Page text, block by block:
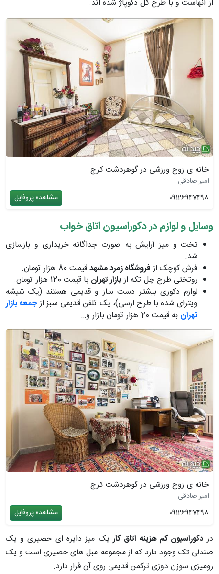
از آنهاست و با طرح گل دکوپاژ شده اند.
خانه ی زوج ورزشی در گوهردشت کرج
امیر صادقی
09126947498
مشاهده پروفایل
وسایل و لوازم در دکوراسیون اتاق خواب
تخت و میز آرایش به صورت جداگانه خریداری و بازسازی
شد.
فرش کوچک ازفروشگاه زمرد مشهدقیمت 80 هزار تومان.
روتختی طرح چل تکه ازبازار تهران با قیمت 120 هزار تومان.
لوازم دکوری بیشتر دست ساز و قدیمی هستند (یک شیشه
ویترای شده با طرح ارسی)، یک تلفن قدیمی سبز ازجمعه بازار
تهران به قیمت 20 هزار تومان بازار و…
خانه ی زوج ورزشی در گوهردشت کرج
امیر صادقی
09126947498
مشاهده پروفایل
دردکوراسیون کم هزینه اتاق کاریک میز دایره ای حصیری و یک
صندلی تک وجود دارد که از مجموعه مبل های حصیری است و یک
رومیزی سوزن دوزی ترکمن قدیمی روی آن قرار دارد.